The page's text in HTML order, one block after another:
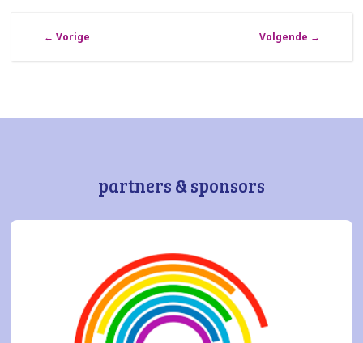
← Vorige Volgende →
partners & sponsors